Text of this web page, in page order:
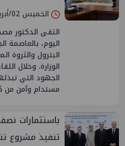
الخميس 02/أبريل/2026 - 06:32 م
التقى الدكتور
اليوم، بالعاصمة
البترول والثروة
الوزارة. وخلال
الجهود التي
مستدام وآمن من
باستثمارات
تنفيذ مشروع